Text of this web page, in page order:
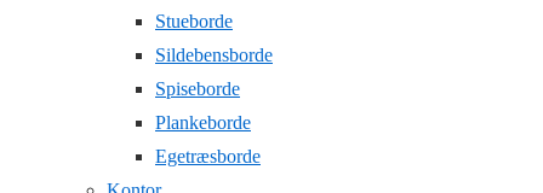
Stueborde
Sildebensborde
Spiseborde
Plankeborde
Egetræsborde